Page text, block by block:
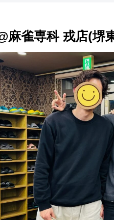
麻雀専科 戎店(堺